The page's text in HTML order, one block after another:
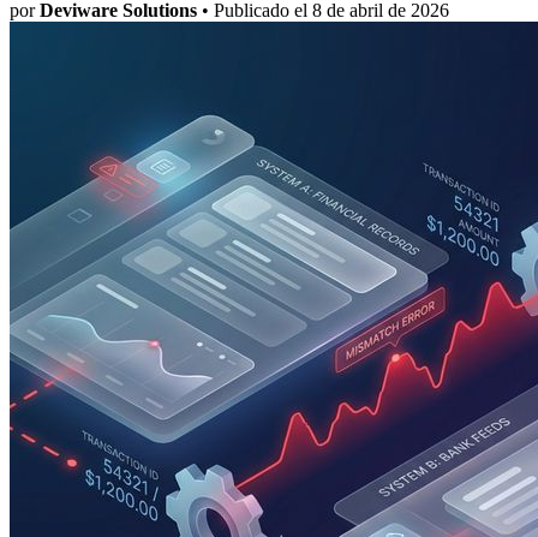
porDeviware Solutions • Publicado el 8 de abril de 2026